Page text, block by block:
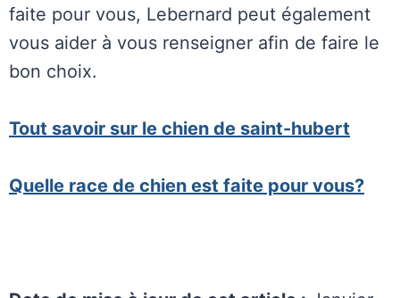
faite pour vous, Lebernard peut également
vous aider à vous renseigner afin de faire le
bon choix.
Tout savoir sur le chien de saint-hubert
Quelle race de chien est faite pour vous?